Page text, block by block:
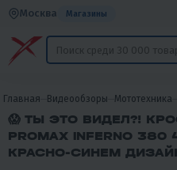
Москва Магазины
Главная Видеообзоры Мототехника
😱 ТЫ ЭТО ВИДЕЛ?!
PROMAX INFERNO
КРАСНО-СИНЕМ